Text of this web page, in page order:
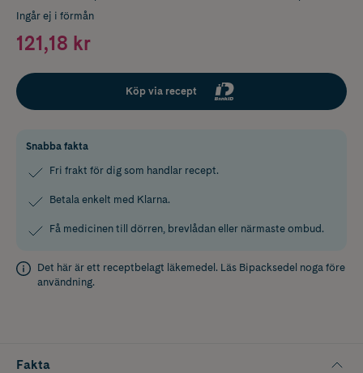
Ingår ej i förmån
121,18 kr
Köp via recept
Snabba fakta
Fri frakt för dig som handlar recept.
Betala enkelt med Klarna.
Få medicinen till dörren, brevlådan eller närmaste ombud.
Det här är ett receptbelagt läkemedel. Läs Bipacksedel noga före
användning.
Fakta